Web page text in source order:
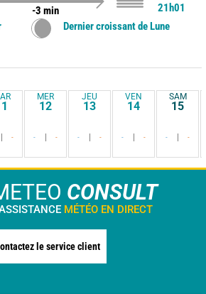
-3 min
21h01
Dernier croissant de Lune
-
MER
12
- -
JEU
13
- -
VEN
14
- -
SAM
15
- -
CONSULT
MÉTÉO EN DIRECT
le service client